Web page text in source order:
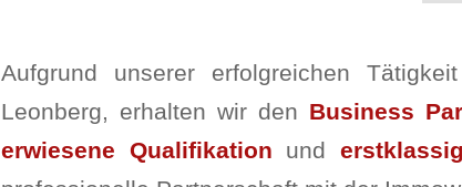
Aufgrund unserer erfolgreichen
Leonberg, erhalten wir den Business
erwiesene Qualifikation und